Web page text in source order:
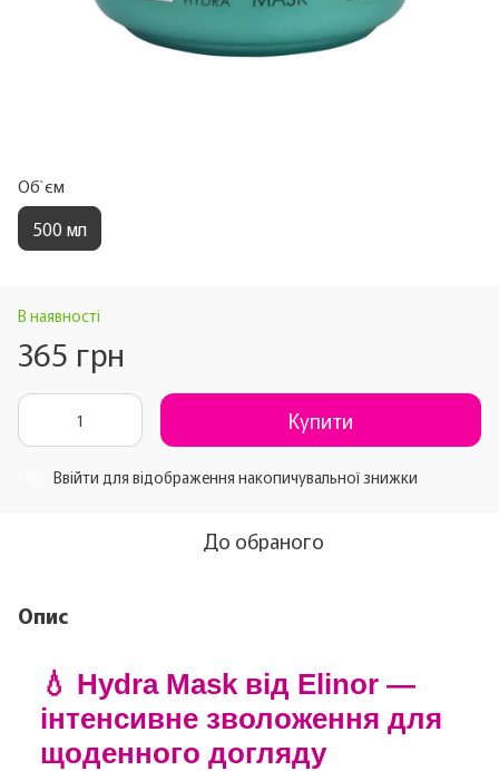
Об`єм
500 мл
В наявності
365 грн
Купити
Ввійти для відображення накопичувальної знижки
До обраного
Опис
💧 Hydra Mask від Elinor —
інтенсивне зволоження для
щоденного догляду